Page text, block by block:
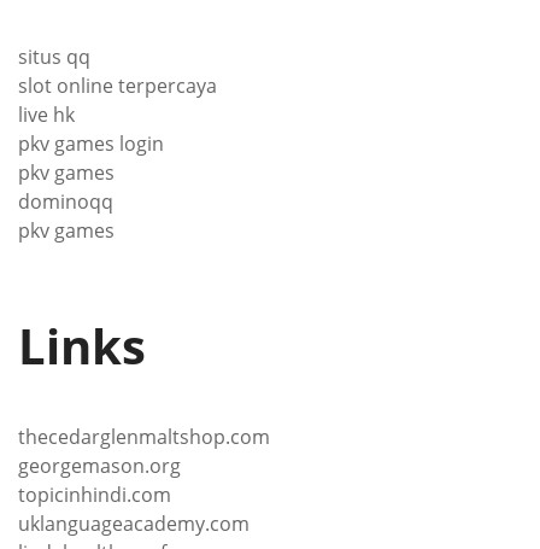
situs qq
slot online terpercaya
live hk
pkv games login
pkv games
dominoqq
pkv games
Links
thecedarglenmaltshop.com
georgemason.org
topicinhindi.com
uklanguageacademy.com